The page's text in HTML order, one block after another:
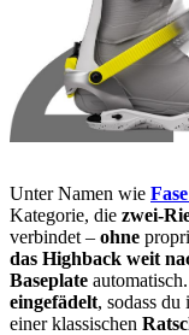
Unter Namen wie Fase
Kategorie, die zwei-
verbindet – ohne
das Highback weit
Baseplate
eingefädelt, sodass
einer klassischen